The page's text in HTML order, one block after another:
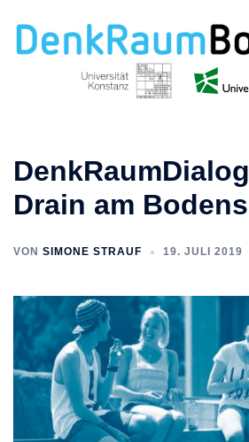
Inhalt
springen
Drain am
VON SIMONE STRAUF 19. JULI 2019